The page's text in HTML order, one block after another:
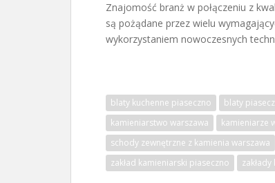
Znajomość branż w połączeniu z
są pożądane przez wielu
wykorzystaniem nowoczesnych
blaty kuchenne piaseczno blaty
kamieniarstwo warszawa
kamieniarze
schody zewnętrzne z kamienia warszawa
zakład kamieniarski piaseczno